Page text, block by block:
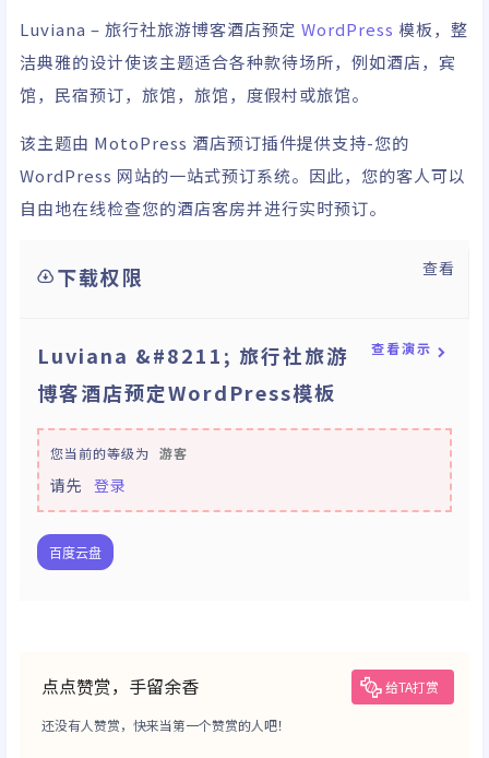
Luviana – 旅行社旅游博客酒店预定 WordPress 模板，整
洁典雅的设计使该主题适合各种款待场所，例如酒店，宾
馆，民宿预订，旅馆，旅馆，度假村或旅馆。
该主题由 MotoPress 酒店预订插件提供支持-您的
WordPress 网站的一站式预订系统。因此，您的客人可以
自由地在线检查您的酒店客房并进行实时预订。
下载权限 查看
Luviana &#8211; 旅行社旅游
博客酒店预定WordPress模板
查看演示
您当前的等级为 游客
请先 登录
百度云盘
点点赞赏，手留余香 给TA打赏
还没有人赞赏，快来当第一个赞赏的人吧！